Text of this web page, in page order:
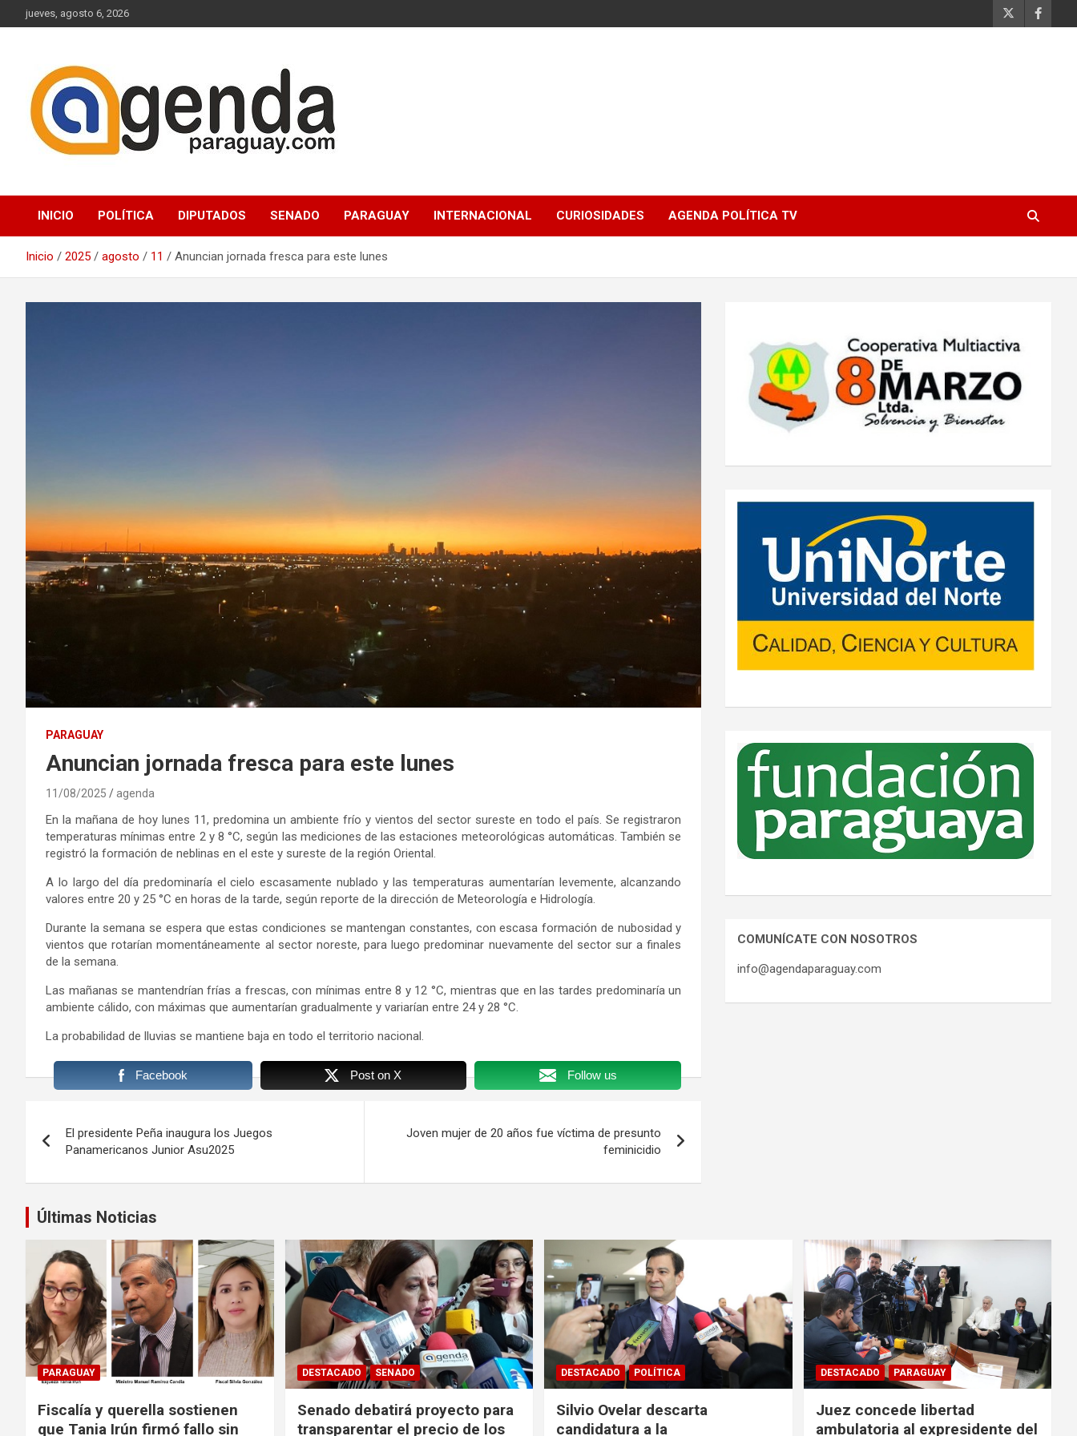
Saltar
al
jueves, agosto 6, 2026
Agenda Paraguay
INICIO POLÍTICA DIPUTADOS SENADO PARAGUAY INTERNACIONAL CURIOSIDADES AGENDA POLÍTICA TV
Inicio 2025 agosto 11 Anuncian jornada fresca para este lunes
PARAGUAY
Anuncian jornada fresca para este lunes
11/08/2025 agenda
En la mañana de hoy lunes 11, predomina un ambiente frío y vientos del sector sureste en todo el país. Se registraron
temperaturas mínimas entre 2 y 8 °C, según las mediciones de las estaciones meteorológicas automáticas. También se
registró la formación de neblinas en el este y sureste de la región Oriental.
A lo largo del día predominaría el cielo escasamente nublado y las temperaturas aumentarían levemente, alcanzando
valores entre 20 y 25 °C en horas de la tarde, según reporte de la dirección de Meteorología e Hidrología.
Durante la semana se espera que estas condiciones se mantengan constantes, con escasa formación de nubosidad y
vientos que rotarían momentáneamente al sector noreste, para luego predominar nuevamente del sector sur a finales
de la semana.
Las mañanas se mantendrían frías a frescas, con mínimas entre 8 y 12 °C, mientras que en las tardes predominaría un
ambiente cálido, con máximas que aumentarían gradualmente y variarían entre 24 y 28 °C.
La probabilidad de lluvias se mantiene baja en todo el territorio nacional.
Facebook Post on X Follow us
de
entradas
El presidente Peña inaugura los Juegos
Panamericanos Junior Asu2025
Joven mujer de 20 años fue víctima de presunto
feminicidio
COMUNÍCATE CON NOSOTROS
info@agendaparaguay.com
Últimas Noticias
PARAGUAY
Fiscalía y querella sostienen
que Tania Irún firmó fallo sin
DESTACADO SENADO
Senado debatirá proyecto para
transparentar el precio de los
DESTACADO POLÍTICA
Silvio Ovelar descarta
candidatura a la
DESTACADO PARAGUAY
Juez concede libertad
ambulatoria al expresidente del